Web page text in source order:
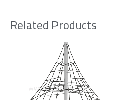
Related Products